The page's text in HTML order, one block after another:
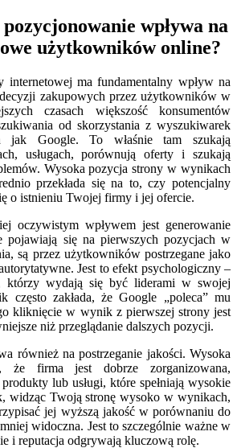
wpływa na
użytkowników online?
internetowej ma fundamentalny wpływ na
zakupowych przez użytkowników w
czasach większość konsumentów
od skorzystania z wyszukiwarek
jak Google. To właśnie tam szukają
usługach, porównują oferty i szukają
Wysoka pozycja strony w wynikach
przekłada się na to, czy potencjalny
o istnieniu Twojej firmy i jej ofercie.
oczywistym wpływem jest generowanie
pojawiają się na pierwszych pozycjach w
są przez użytkowników postrzegane jako
Jest to efekt psychologiczny –
którzy wydają się być liderami w swojej
często zakłada, że Google „poleca” mu
kliknięcie w wynik z pierwszej strony jest
niż przeglądanie dalszych pozycji.
również na postrzeganie jakości. Wysoka
że firma jest dobrze zorganizowana,
lub usługi, które spełniają wysokie
widząc Twoją stronę wysoko w wynikach,
jej wyższą jakość w porównaniu do
widoczna. Jest to szczególnie ważne w
i reputacja odgrywają kluczową rolę.